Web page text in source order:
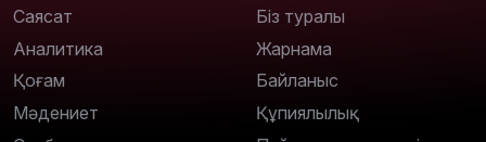
Саясат
Аналитика
Қоғам
Мәдениет
Біз туралы
Жарнама
Байланыс
Құпиялылық